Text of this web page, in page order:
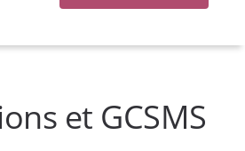
et GCSMS